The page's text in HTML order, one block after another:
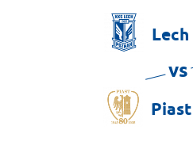
Lech
vs
Piast